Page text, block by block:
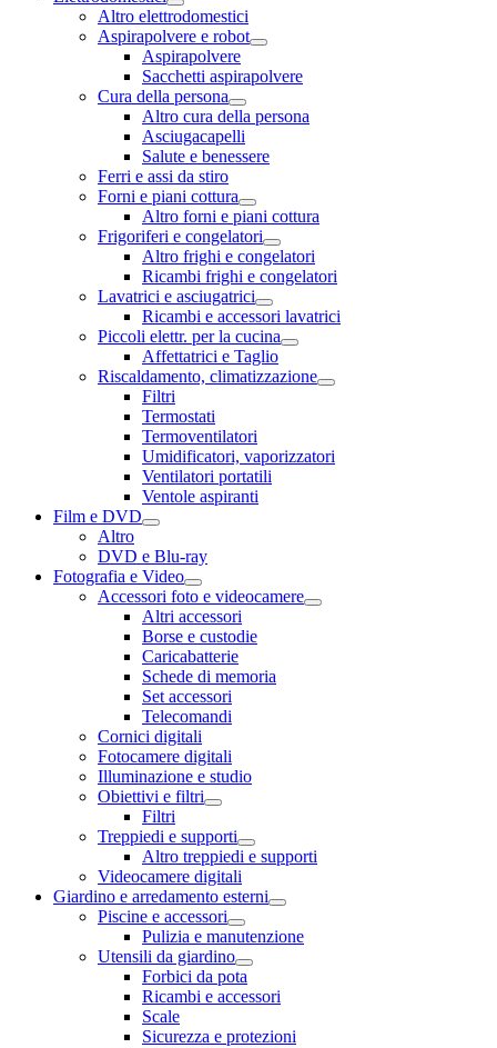
Altro elettrodomestici
Aspirapolvere e robot
Aspirapolvere
Sacchetti aspirapolvere
Cura della persona
Altro cura della persona
Asciugacapelli
Salute e benessere
Ferri e assi da stiro
Forni e piani cottura
Altro forni e piani cottura
Frigoriferi e congelatori
Altro frighi e congelatori
Ricambi frighi e congelatori
Lavatrici e asciugatrici
Ricambi e accessori lavatrici
Piccoli elettr. per la cucina
Affettatrici e Taglio
Riscaldamento, climatizzazione
Filtri
Termostati
Termoventilatori
Umidificatori, vaporizzatori
Ventilatori portatili
Ventole aspiranti
Film e DVD
Altro
DVD e Blu-ray
Fotografia e Video
Accessori foto e videocamere
Altri accessori
Borse e custodie
Caricabatterie
Schede di memoria
Set accessori
Telecomandi
Cornici digitali
Fotocamere digitali
Illuminazione e studio
Obiettivi e filtri
Filtri
Treppiedi e supporti
Altro treppiedi e supporti
Videocamere digitali
Giardino e arredamento esterni
Piscine e accessori
Pulizia e manutenzione
Utensili da giardino
Forbici da pota
Ricambi e accessori
Scale
Sicurezza e protezioni